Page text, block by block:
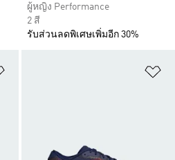
ผู้หญิง Performance
2 สี
รับส่วนลดพิเศษเพิ่มอีก 30%